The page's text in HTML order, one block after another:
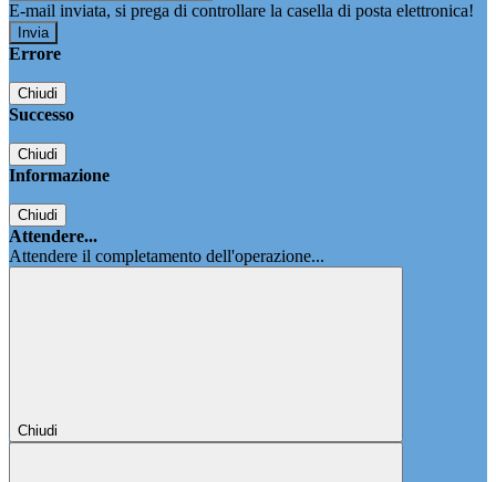
E-mail inviata, si prega di controllare la casella di posta elettronica!
Errore
Chiudi
Successo
Chiudi
Informazione
Chiudi
Attendere...
Attendere il completamento dell'operazione...
Chiudi